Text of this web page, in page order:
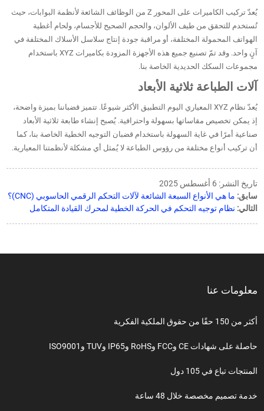
يُعدّ تركيب الكاميرات على المحور Z من الوظائف الشائعة لأنظمة البوابات، حيث
تُستخدم للتحقق من طيف الألوان، والحجم الصحيح للأجسام، ولحام أغطية
الهواتف المحمولة المختلفة، أو مراقبة جودة إنتاج سلاسل الأسلاك المختلفة في
آنٍ واحد. وقد تمّ تصنيع جميع هذه الأجهزة المزودة بكاميرات XYZ باستخدام
مجموعات السكك الحديدية الخاصة بنا.
آلات الطباعة ثلاثية الأبعاد
يُعدّ نظام XYZ المعياري اليوم التطبيق الأكثر شيوعًا. تتميز قضباننا بميزة واضحة،
إذ يمكن تخصيص مقاساتها بسهولة واحترافية. يُصبح إنشاء طابعة ثلاثية الأبعاد
صناعية أمرًا في غاية السهولة باستخدام قضبان التوجيه الخطية الخاصة بنا، كما
أن تركيب أنواع مختلفة من رؤوس الطباعة لا يُمثل أي مشكلة لأنظمتنا المعيارية.
تاريخ النشر: 6 أغسطس 2025
سابق: ما هي الأنواع السبعة الشائعة لآلات التحكم الرقمي الحاسوبي (CNC)؟
التالي: نظام توجيه التحكم في الحركة الخطية لمحرك القيادة المتكامل
معلومات عنا
أكثر من 150 حقًا من حقوق الملكية الفكرية
حاصلة على شهادات CE وFCC وRoHS وIP65 وTUV وISO9001
المنتجات تباع في 105 دول
خدمة تصميم مخصصة خلال 48 ساعة